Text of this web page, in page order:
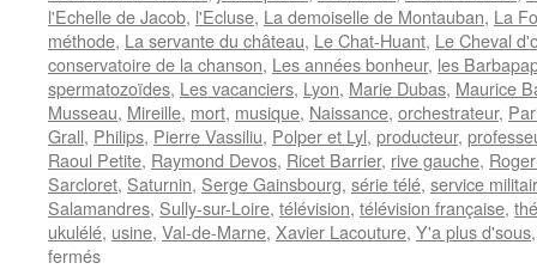
l'Echelle de Jacob, l'Ecluse, La demoiselle de Montauban, La
méthode, La servante du château, Le Chat-Huant, Le Cheval
conservatoire de la chanson, Les années bonheur, les
spermatozoïdes, Les vacanciers, Lyon, Marie Dubas, Maurice
Musseau, Mireille, mort, musique, Naissance, orchestrateur,
Grall, Philips, Pierre Vassiliu, Polper et Lyl, producteur,
Raoul Petite, Raymond Devos, Ricet Barrier, rive gauche,
Sarcloret, Saturnin, Serge Gainsbourg, série télé, service
Salamandres, Sully-sur-Loire, télévision, télévision française,
ukulélé, usine, Val-de-Marne, Xavier Lacouture, Y'a plus d'sous
ferméssur